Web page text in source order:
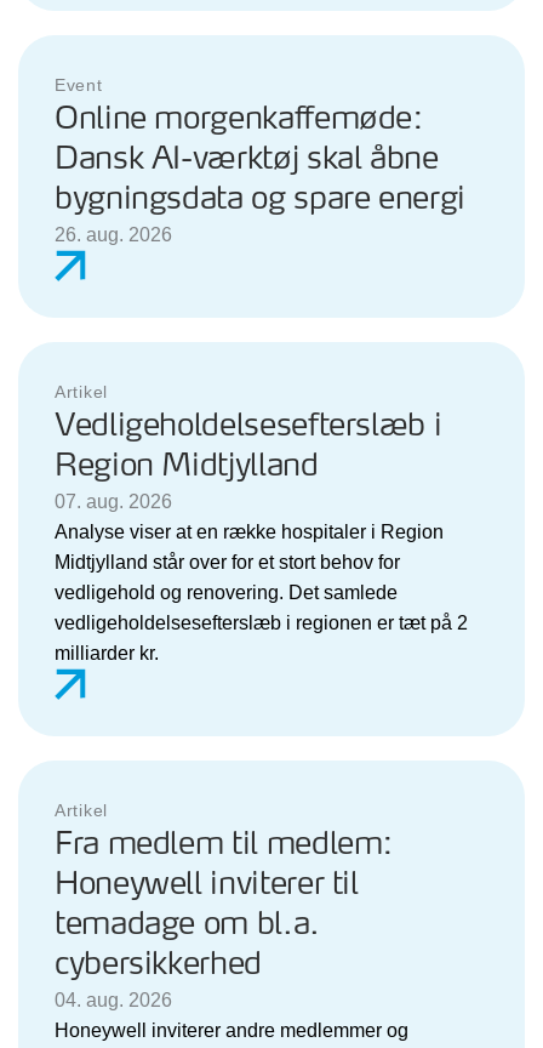
Event
Online morgenkaffemøde:
Dansk AI-værktøj skal åbne
bygningsdata og spare energi
26. aug. 2026
Artikel
Vedligeholdelsesefterslæb i
Region Midtjylland
07. aug. 2026
Analyse viser at en række hospitaler i Region
Midtjylland står over for et stort behov for
vedligehold og renovering. Det samlede
vedligeholdelsesefterslæb i regionen er tæt på 2
milliarder kr.
Artikel
Fra medlem til medlem:
Honeywell inviterer til
temadage om bl.a.
cybersikkerhed
04. aug. 2026
Honeywell inviterer andre medlemmer og